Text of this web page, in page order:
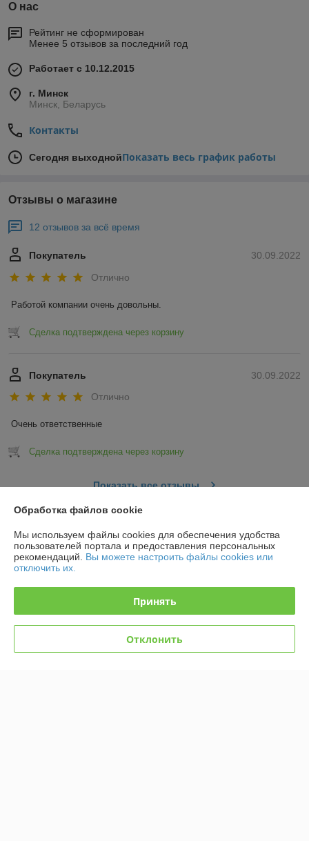
О нас
Рейтинг не сформирован
Менее 5 отзывов за последний год
Работает с 10.12.2015
г. Минск
Минск, Беларусь
Контакты
Сегодня выходнойПоказать весь график работы
Отзывы о магазине
12 отзывов за всё время
30.09.2022
Покупатель
Отлично
Работой компании очень довольны.
Сделка подтверждена через корзину
30.09.2022
Покупатель
Отлично
Очень ответственные
Сделка подтверждена через корзину
Показать все отзывы
О нас
Контакты
График работы
Обработка файлов cookie
Мы используем файлы cookies для обеспечения удобства
пользователей портала и предоставления персональных
рекомендаций. Вы можете настроить файлы cookies или
отключить их.
Принять
Отклонить